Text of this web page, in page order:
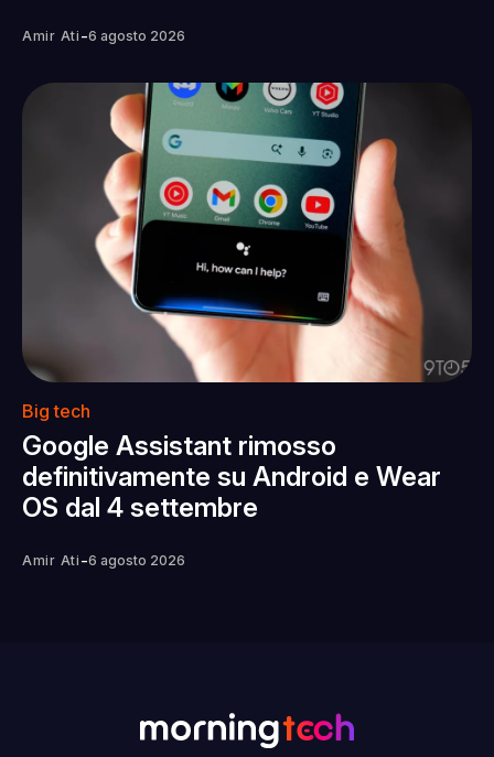
Amir Ati -6 agosto 2026
Big tech
Google Assistant rimosso
definitivamente su Android e Wear
OS dal 4 settembre
Amir Ati -6 agosto 2026